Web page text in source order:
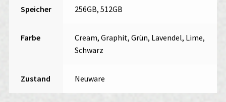
Speicher 256GB, 512GB
Farbe
Cream, Graphit, Grün, Lavendel, Lime,
Schwarz
Zustand Neuware